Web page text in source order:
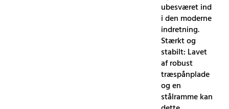
ubesværet ind
i den moderne
indretning.
Stærkt og
stabilt: Lavet
af robust
træspånplade
og en
stålramme kan